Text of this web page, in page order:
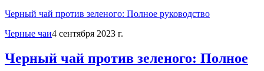
Черный чай против зеленого: Полное руководство
Черные чаи4 сентября 2023 г.
Черный чай против зеленого: Полное